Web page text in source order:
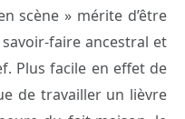
scène » mérite d’être
faire ancestral et
Plus facile en effet de
de travailler un lièvre